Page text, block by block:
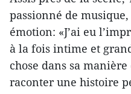
passionné de musique,
émotion: «J’ai eu
à la fois intime et
chose dans sa
raconter une histoire